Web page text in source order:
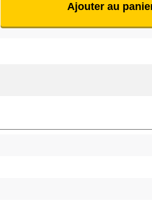
Ajouter au